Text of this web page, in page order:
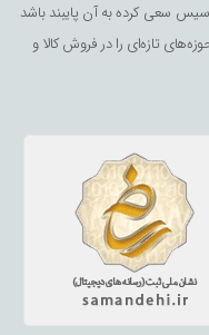
سعی کرده به آن پایبند باشد
تازه‌ای را در فروش کالا و